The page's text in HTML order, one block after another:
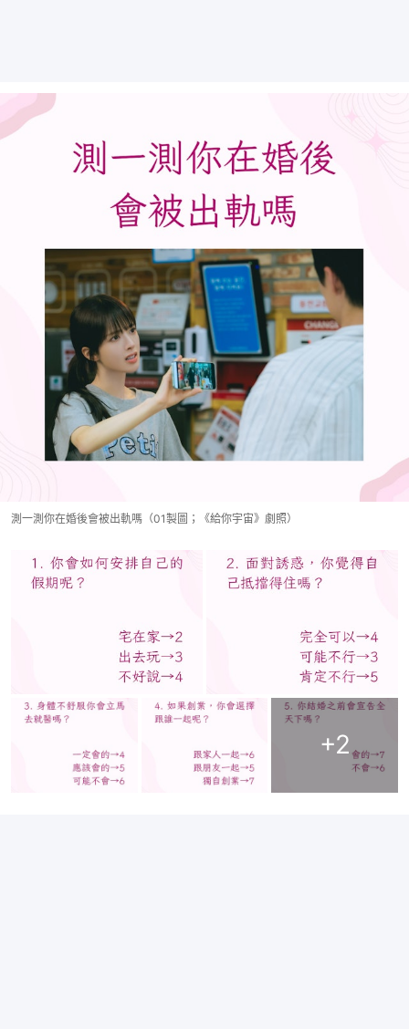
測一測你在婚後會被出軌嗎（01製圖；《給你宇宙》劇照）
+2